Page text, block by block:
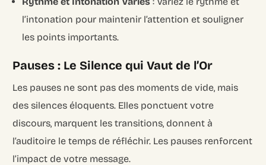
l’intonation pour maintenir l’attention et souligner
les points importants.
Pauses : Le Silence qui Vaut de l’Or
Les pauses ne sont pas des moments de vide, mais
des silences éloquents. Elles ponctuent votre
discours, marquent les transitions, donnent à
l’auditoire le temps de réfléchir. Les pauses renforcent
l’impact de votre message.